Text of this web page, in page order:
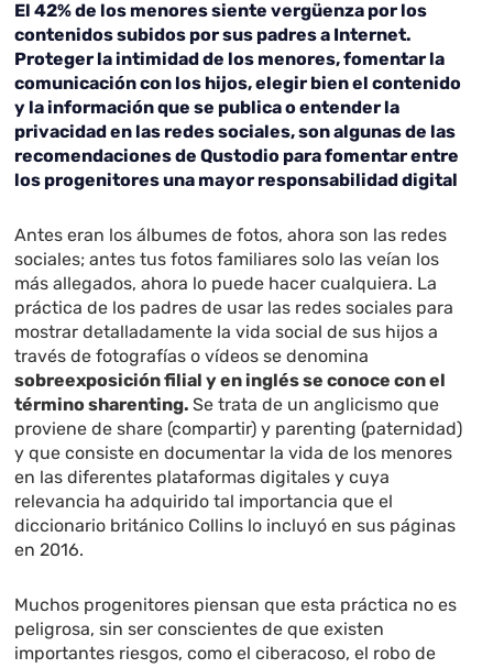
El 42% de los menores siente vergüenza por los
contenidos subidos por sus padres a Internet.
Proteger la intimidad de los menores, fomentar la
comunicación con los hijos, elegir bien el contenido
y la información que se publica o entender la
privacidad en las redes sociales, son algunas de las
recomendaciones de Qustodio para fomentar entre
los progenitores una mayor responsabilidad digital
Antes eran los álbumes de fotos, ahora son las redes
sociales; antes tus fotos familiares solo las veían los
más allegados, ahora lo puede hacer cualquiera. La
práctica de los padres de usar las redes sociales para
mostrar detalladamente la vida social de sus hijos a
través de fotografías o vídeos se denomina
sobreexposición filial y en inglés se conoce con el
término sharenting.Se trata de un anglicismo que
proviene de share (compartir) y parenting (paternidad)
y que consiste en documentar la vida de los menores
en las diferentes plataformas digitales y cuya
relevancia ha adquirido tal importancia que el
diccionario británico Collins lo incluyó en sus páginas
en 2016.
Muchos progenitores piensan que esta práctica no es
peligrosa, sin ser conscientes de que existen
importantes riesgos, como el ciberacoso, el robo de